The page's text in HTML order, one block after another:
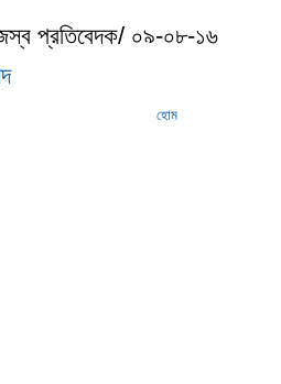
প্রতিবেদক/ ০৯-০৮-১৬
হোম